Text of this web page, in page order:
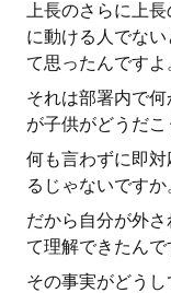
上長のさらに上
に動ける人でな
て思ったんですよ
それは部署内で
が子供がどうだこ
何も言わずに即
るじゃないですか
だから自分が外
て理解できたんで
その事実がどう